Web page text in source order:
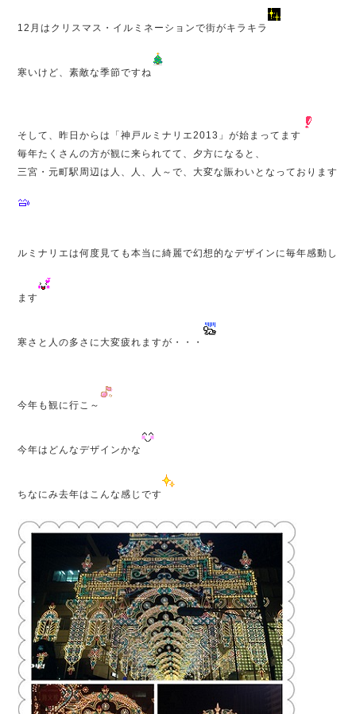
12月はクリスマス・イルミネーションで街がキラキラ
寒いけど、素敵な季節ですね
そして、昨日からは「神戸ルミナリエ2013」が始まってます
毎年たくさんの方が観に来られてて、夕方になると、
三宮・元町駅周辺は人、人、人～で、大変な賑わいとなっております
ルミナリエは何度見ても本当に綺麗で幻想的なデザインに毎年感動し
ます
寒さと人の多さに大変疲れますが・・・
今年も観に行こ～
今年はどんなデザインかな
ちなにみ去年はこんな感じです